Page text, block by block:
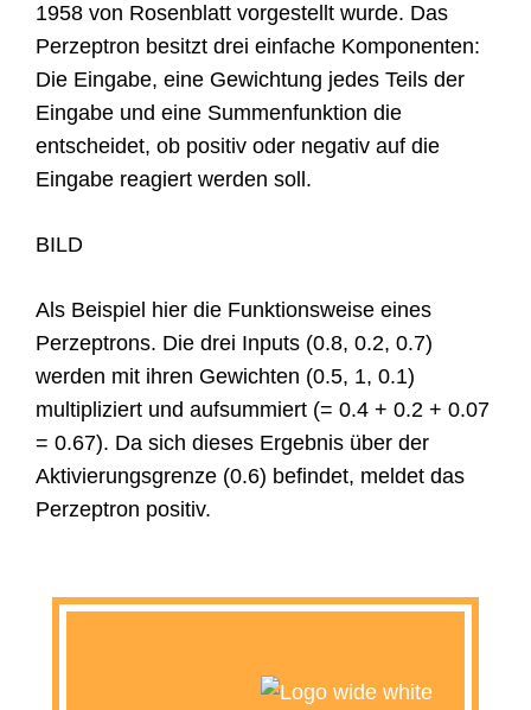
1958 von Rosenblatt vorgestellt wurde. Das
Perzeptron besitzt drei einfache Komponenten:
Die Eingabe, eine Gewichtung jedes Teils der
Eingabe und eine Summenfunktion die
entscheidet, ob positiv oder negativ auf die
Eingabe reagiert werden soll.
BILD
Als Beispiel hier die Funktionsweise eines
Perzeptrons. Die drei Inputs (0.8, 0.2, 0.7)
werden mit ihren Gewichten (0.5, 1, 0.1)
multipliziert und aufsummiert (= 0.4 + 0.2 + 0.07
= 0.67). Da sich dieses Ergebnis über der
Aktivierungsgrenze (0.6) befindet, meldet das
Perzeptron positiv.